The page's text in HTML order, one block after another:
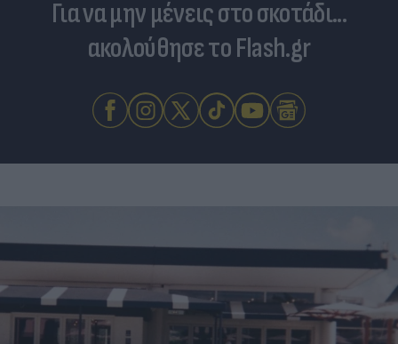
Για να μην μένεις στο σκοτάδι...
ακολούθησε το Flash.gr